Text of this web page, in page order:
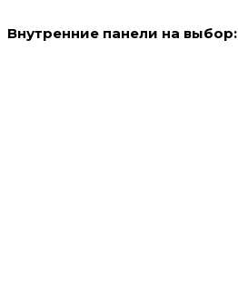
Внутренние панели на выбор: